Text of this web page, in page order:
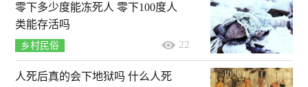
零下多少度能冻死人 零下100度人
类能存活吗
乡村民俗 22
人死后真的会下地狱吗 什么人死